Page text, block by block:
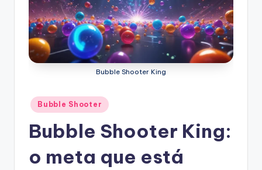
Bubble Shooter King
Posted
in
Bubble Shooter
Bubble Shooter King:
o meta que está